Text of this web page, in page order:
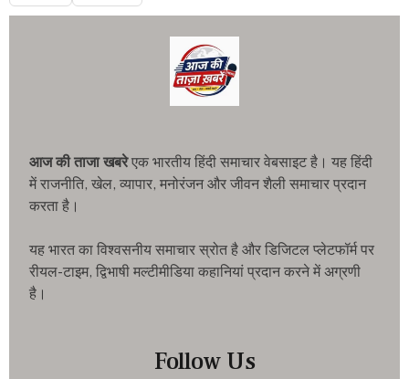
आज की ताजा खबरेएक भारतीय हिंदी समाचार वेबसाइट है। यह हिंदी
में राजनीति, खेल, व्यापार, मनोरंजन और जीवन शैली समाचार प्रदान
करता है।
यह भारत का विश्वसनीय समाचार स्रोत है और डिजिटल प्लेटफॉर्म पर
रीयल-टाइम, द्विभाषी मल्टीमीडिया कहानियां प्रदान करने में अग्रणी
है।
Follow Us